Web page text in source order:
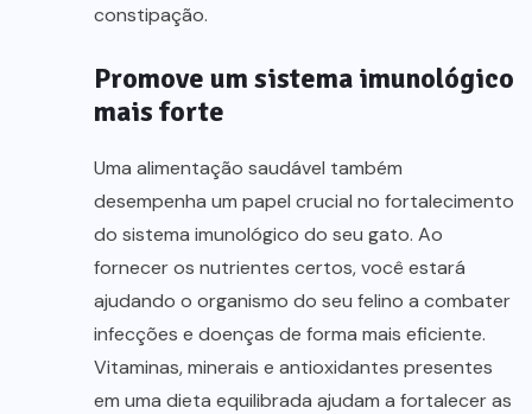
constipação.
Promove um sistema imunológico
mais forte
Uma alimentação saudável também
desempenha um papel crucial no fortalecimento
do sistema imunológico do seu gato. Ao
fornecer os nutrientes certos, você estará
ajudando o organismo do seu felino a combater
infecções e doenças de forma mais eficiente.
Vitaminas, minerais e antioxidantes presentes
em uma dieta equilibrada ajudam a fortalecer as